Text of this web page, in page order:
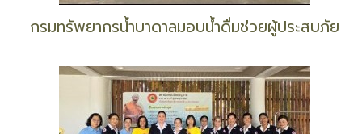
กรมทรัพยากรน้ำบาดาลมอบน้ำดื่มช่วยผู้ประสบภัย